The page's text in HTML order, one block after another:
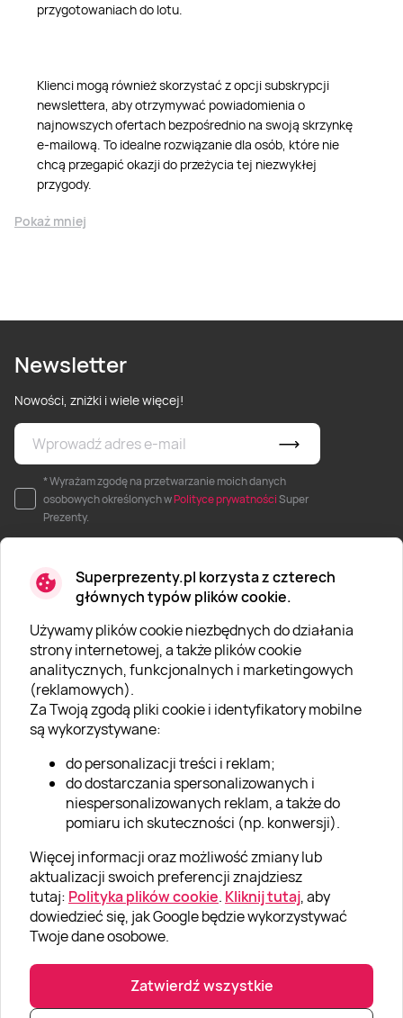
Superprezenty.pl korzysta z czterech
głównych typów plików cookie.
Używamy plików cookie niezbędnych do działania
strony internetowej, a także plików cookie
analitycznych, funkcjonalnych i marketingowych
(reklamowych).
Za Twoją zgodą pliki cookie i identyfikatory mobilne
są wykorzystywane:
do personalizacji treści i reklam;
do dostarczania spersonalizowanych i
niespersonalizowanych reklam, a także do
pomiaru ich skuteczności (np. konwersji).
Więcej informacji oraz możliwość zmiany lub
aktualizacji swoich preferencji znajdziesz
tutaj: Polityka plików cookie. Kliknij tutaj, aby
dowiedzieć się, jak Google będzie wykorzystywać
Twoje dane osobowe.
Zatwierdź wszystkie
przygotowaniach do lotu.
Klienci mogą również skorzystać z opcji subskrypcji
newslettera, aby otrzymywać powiadomienia o
najnowszych ofertach bezpośrednio na swoją skrzynkę
e-mailową. To idealne rozwiązanie dla osób, które nie
chcą przegapić okazji do przeżycia tej niezwykłej
przygody.
Pokaż mniej
Newsletter
Nowości, zniżki i wiele więcej!
* Wyrażam zgodę na przetwarzanie moich danych
osobowych określonych wPolityce prywatnościSuper
Prezenty.
O SUPERPREZENTY
O nas
Aktualności
Kariera w Super Prezentach
Klub Lojalnościowy
Dodaj recenzję
Informacje
GRUPA „SUPER PREZENTY“